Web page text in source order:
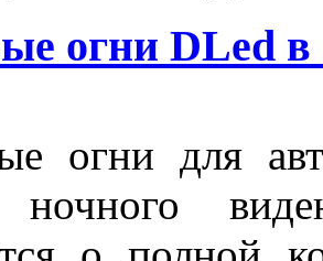
огни DLed
огни для